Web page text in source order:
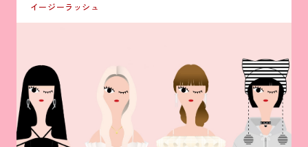
イージーラッシュ